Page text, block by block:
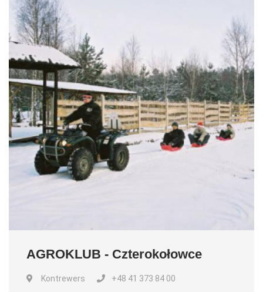
AGROKLUB - Czterokołowce
Kontrewers +48 41 373 84 00